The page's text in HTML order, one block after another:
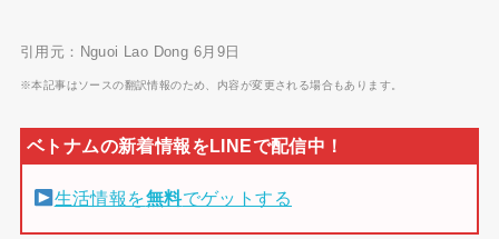
引用元：Nguoi Lao Dong 6月9日
※本記事はソースの翻訳情報のため、内容が変更される場合もあります。
生活情報を無料でゲットする